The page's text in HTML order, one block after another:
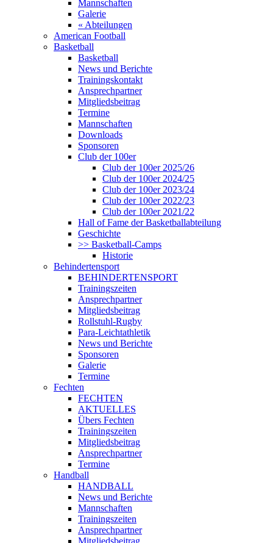
Mannschaften
Galerie
« Abteilungen
American Football
Basketball
Basketball
News und Berichte
Trainingskontakt
Ansprechpartner
Mitgliedsbeitrag
Termine
Mannschaften
Downloads
Sponsoren
Club der 100er
Club der 100er 2025/26
Club der 100er 2024/25
Club der 100er 2023/24
Club der 100er 2022/23
Club der 100er 2021/22
Hall of Fame der Basketballabteilung
Geschichte
>> Basketball-Camps
Historie
Behindertensport
BEHINDERTENSPORT
Trainingszeiten
Ansprechpartner
Mitgliedsbeitrag
Rollstuhl-Rugby
Para-Leichtathletik
News und Berichte
Sponsoren
Galerie
Termine
Fechten
FECHTEN
AKTUELLES
Übers Fechten
Trainingszeiten
Mitgliedsbeitrag
Ansprechpartner
Termine
Handball
HANDBALL
News und Berichte
Mannschaften
Trainingszeiten
Ansprechpartner
Mitgliedsbeitrag